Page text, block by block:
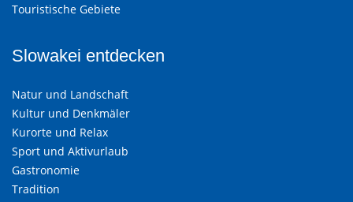
Touristische Gebiete
Slowakei entdecken
Natur und Landschaft
Kultur und Denkmäler
Kurorte und Relax
Sport und Aktivurlaub
Gastronomie
Tradition